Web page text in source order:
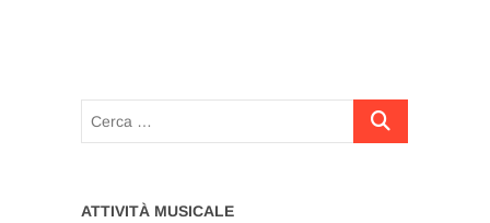
Cerca
ATTIVITÀ MUSICALE